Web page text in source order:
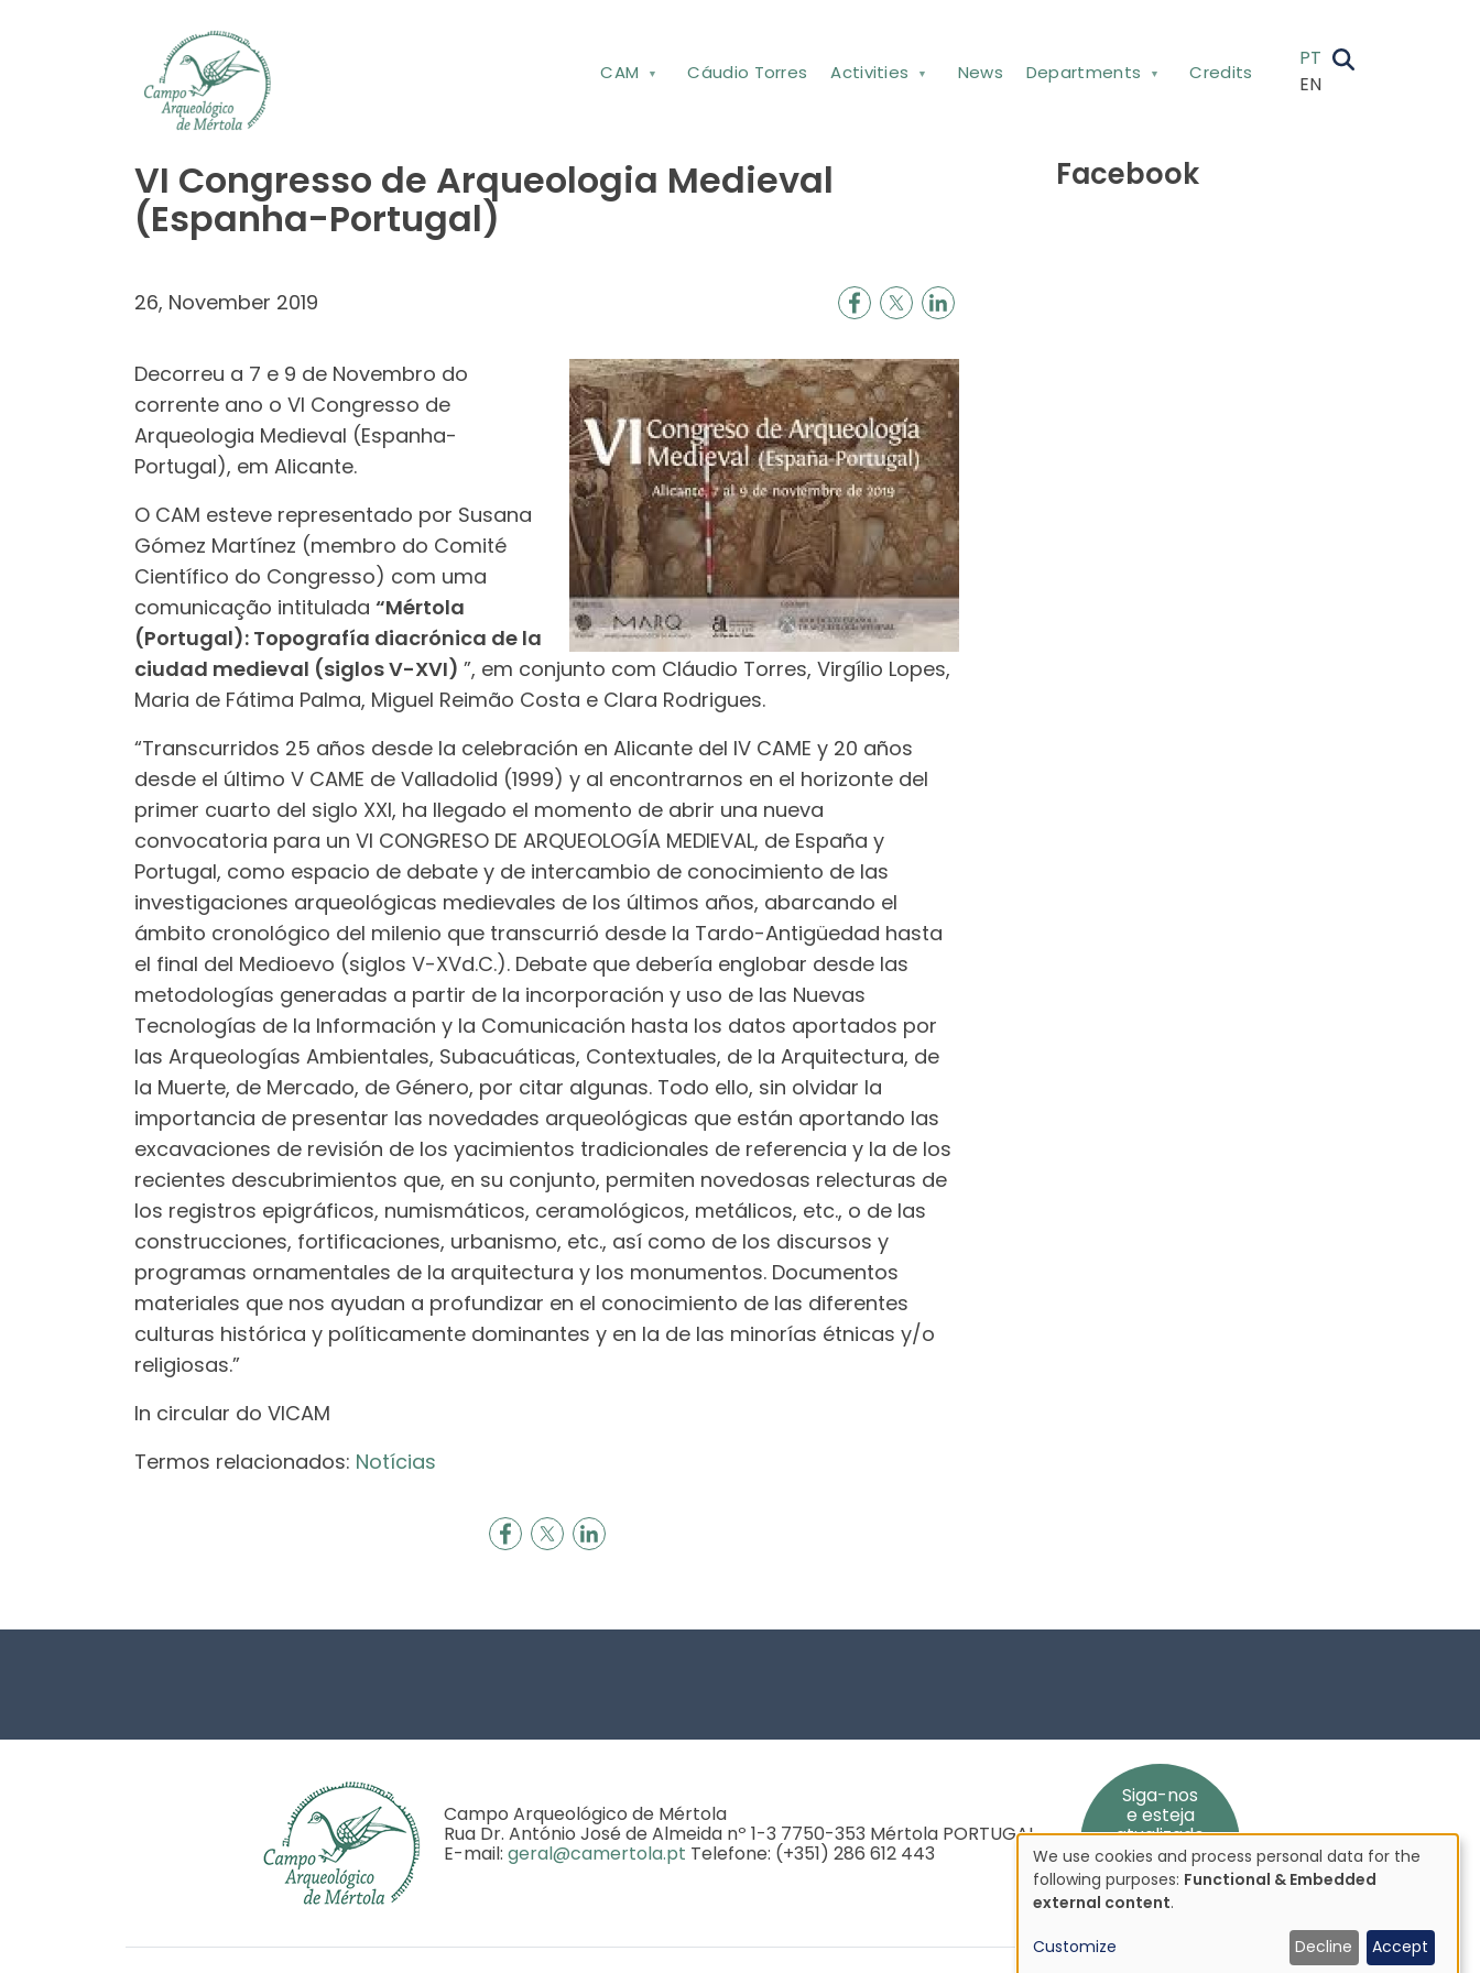
CAM Cáudio Torres Activities News Departments Credits
PT
EN
VI Congresso de Arqueologia Medieval
(Espanha-Portugal)
26, November 2019
Decorreu a 7 e 9 de Novembro do
corrente ano o VI Congresso de
Arqueologia Medieval (Espanha-
Portugal), em Alicante.
O CAM esteve representado por Susana
Gómez Martínez (membro do Comité
Científico do Congresso) com uma
comunicação intitulada “Mértola
(Portugal): Topografía diacrónica de la
ciudad medieval (siglos V-XVI) ”, em conjunto com Cláudio Torres, Virgílio Lopes,
Maria de Fátima Palma, Miguel Reimão Costa e Clara Rodrigues.
“Transcurridos 25 años desde la celebración en Alicante del IV CAME y 20 años
desde el último V CAME de Valladolid (1999) y al encontrarnos en el horizonte del
primer cuarto del siglo XXI, ha llegado el momento de abrir una nueva
convocatoria para un VI CONGRESO DE ARQUEOLOGÍA MEDIEVAL, de España y
Portugal, como espacio de debate y de intercambio de conocimiento de las
investigaciones arqueológicas medievales de los últimos años, abarcando el
ámbito cronológico del milenio que transcurrió desde la Tardo-Antigüedad hasta
el final del Medioevo (siglos V-XVd.C.). Debate que debería englobar desde las
metodologías generadas a partir de la incorporación y uso de las Nuevas
Tecnologías de la Información y la Comunicación hasta los datos aportados por
las Arqueologías Ambientales, Subacuáticas, Contextuales, de la Arquitectura, de
la Muerte, de Mercado, de Género, por citar algunas. Todo ello, sin olvidar la
importancia de presentar las novedades arqueológicas que están aportando las
excavaciones de revisión de los yacimientos tradicionales de referencia y la de los
recientes descubrimientos que, en su conjunto, permiten novedosas relecturas de
los registros epigráficos, numismáticos, ceramológicos, metálicos, etc., o de las
construcciones, fortificaciones, urbanismo, etc., así como de los discursos y
programas ornamentales de la arquitectura y los monumentos. Documentos
materiales que nos ayudan a profundizar en el conocimiento de las diferentes
culturas histórica y políticamente dominantes y en la de las minorías étnicas y/o
religiosas.”
In circular do VICAM
Termos relacionados: Notícias
Facebook
Campo Arqueológico de Mértola
Rua Dr. António José de Almeida nº 1-3 7750-353 Mértola PORTUGAL
E-mail: geral@camertola.pt Telefone: (+351) 286 612 443
Siga-nos
e esteja
atualizado
Use
of
personal
data
We use cookies and process personal data for the
following purposes: Functional & Embedded
external content.
Customize Decline Accept